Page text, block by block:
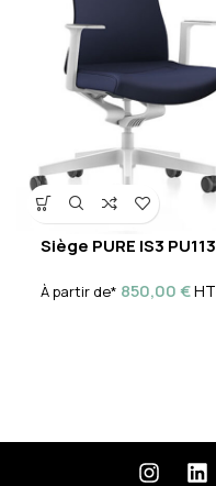
Siège PURE IS3 PU113
À partir de* 850,00€HT